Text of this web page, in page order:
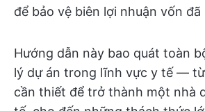
để bảo vệ biên lợi nhuận vốn
Hướng dẫn này bao quát toàn
lý dự án trong lĩnh vực y tế —
cần thiết để trở thành một nhà